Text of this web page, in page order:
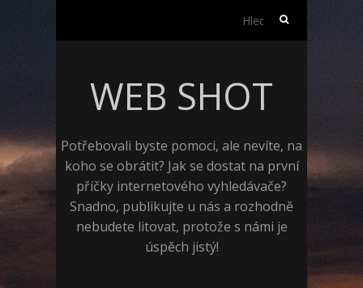
Vyhledávání
WEB SHOT
Potřebovali byste pomoci, ale nevíte, na
koho se obrátit? Jak se dostat na první
příčky internetového vyhledávače?
Snadno, publikujte u nás a rozhodně
nebudete litovat, protože s námi je
úspěch jistý!